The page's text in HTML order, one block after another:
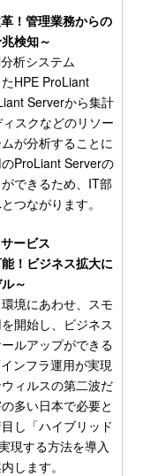
！管理業務からの
検知～
析システム
HPE ProLiant
Serverから集計
スクなどのリソー
が分析することに
ProLiant Serverの
できるため、IT部
つながります。
ービス
！ビジネス拡大に
～
境にあわせ、スモ
開始し、ビジネス
ルアップができる
ンフラ運用が実現
ィルスの第二波だ
多い日本で必要と
し「ハイブリッド
現する方法を導入
します。